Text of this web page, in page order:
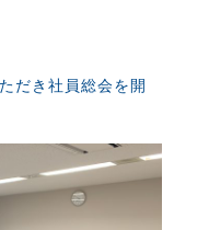
だき社員総会を開